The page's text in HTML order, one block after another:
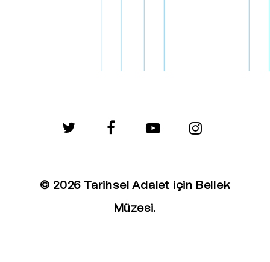
facebook
© 2026 Tarihsel Adalet için Bellek
Müzesi.